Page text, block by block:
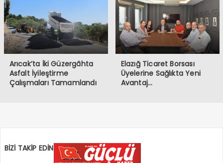
Arıcak’ta İki Güzergâhta
Asfalt İyileştirme
Çalışmaları Tamamlandı
Elazığ Ticaret Borsası
Üyelerine Sağlıkta Yeni
Avantaj…
BİZİ TAKİP EDİN